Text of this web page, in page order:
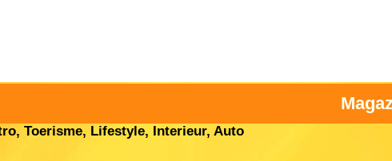
Toerisme, Lifestyle, Interieur, Auto